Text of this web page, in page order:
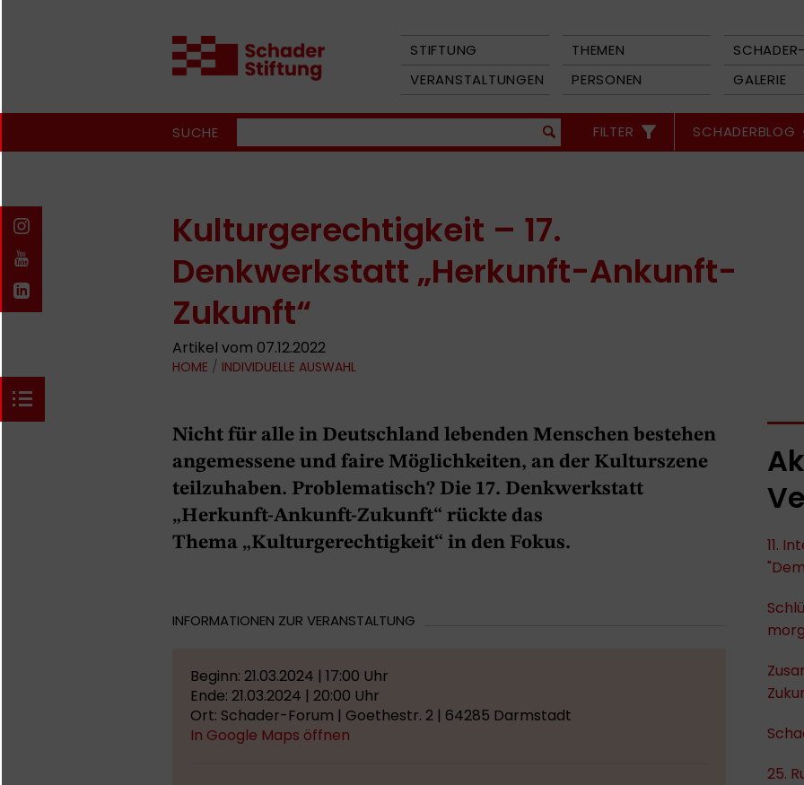
STIFTUNG THEMEN
VERANSTALTUNGEN
PERSONEN GALERIE
SUCHE FILTER SCHADERBLOG
Kulturgerechtigkeit – 17.
Denkwerkstatt „Herkunft-Ankunft-
Zukunft“
Artikel vom 07.12.2022
HOME / INDIVIDUELLE AUSWAHL
Nicht für alle in Deutschland lebenden Menschen bestehen
angemessene und faire Möglichkeiten, an der Kulturszene
teilzuhaben. Problematisch? Die 17. Denkwerkstatt
„Herkunft-Ankunft-Zukunft“ rückte das
Thema „Kulturgerechtigkeit“ in den Fokus.
INFORMATIONEN ZUR VERANSTALTUNG
Beginn: 21.03.2024 | 17:00 Uhr
Ende: 21.03.2024 | 20:00 Uhr
Ort: Schader-Forum | Goethestr. 2 | 64285 Darmstadt
In Google Maps öffnen
11.
25.